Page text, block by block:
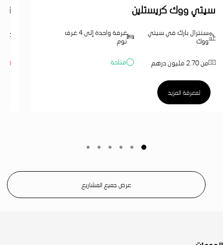
عرض جميع المشاريع
سيتي ووك ﻛرﯾﺳﺗﻠﯾن
سنترال بارك في سيتي
ووك
غرفة واحدة إلى 4 غرف
نوم
من 2.70 مليون درهم متاحة
لمعرفة المزيد